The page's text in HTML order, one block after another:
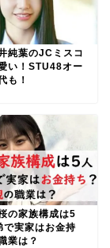
純葉のJCミスコ
い！STU48オー
も！
の家族構成は5
で実家はお金持
業は？